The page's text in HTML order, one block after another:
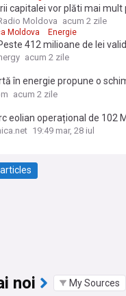
capitalei vor plăti mai
Moldova acum 2 zile
Moldova Energie
412 milioane de lei
de plafonare-
acum 2 zile
în energie propune o
disponibili, adică aproape
acum 2 zile
eolian operațional de 102
care au mall-urile AFI și
19:49 mar, 28 iul
noi My Sources